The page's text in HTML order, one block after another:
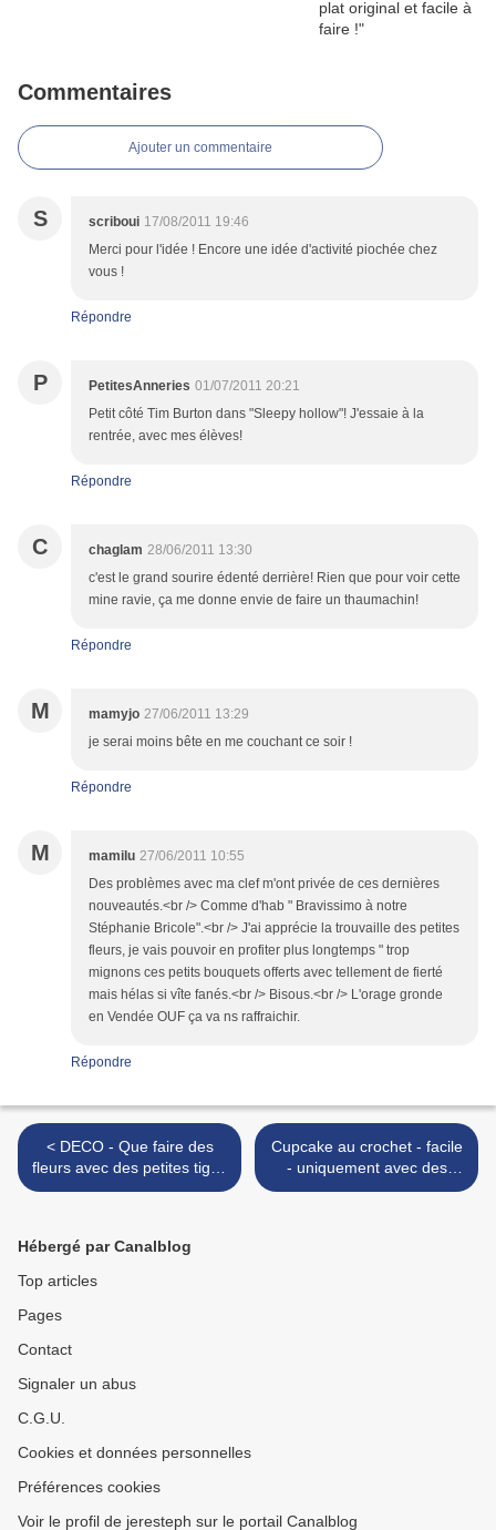
Commentaires
Ajouter un commentaire
S scriboui 17/08/2011 19:46
Merci pour l'idée ! Encore une idée d'activité piochée chez
vous !
Répondre
P PetitesAnneries 01/07/2011 20:21
Petit côté Tim Burton dans "Sleepy hollow"! J'essaie à la
rentrée, avec mes élèves!
Répondre
C chaglam 28/06/2011 13:30
c'est le grand sourire édenté derrière! Rien que pour voir cette
mine ravie, ça me donne envie de faire un thaumachin!
Répondre
M mamyjo 27/06/2011 13:29
je serai moins bête en me couchant ce soir !
Répondre
M mamilu 27/06/2011 10:55
Des problèmes avec ma clef m'ont privée de ces dernières
nouveautés.<br /> Comme d'hab " Bravissimo à notre
Stéphanie Bricole".<br /> J'ai apprécie la trouvaille des petites
fleurs, je vais pouvoir en profiter plus longtemps " trop
mignons ces petits bouquets offerts avec tellement de fierté
mais hélas si vîte fanés.<br /> Bisous.<br /> L'orage gronde
en Vendée OUF ça va ns raffraichir.
Répondre
< DECO - Que faire des
fleurs avec des petites tiges
?
Cupcake au crochet - facile
- uniquement avec des
rectangles et des ronds ! >
Hébergé par Canalblog
Top articles
Pages
Contact
Signaler un abus
C.G.U.
Cookies et données personnelles
Préférences cookies
Voir le profil de jeresteph sur le portail Canalblog